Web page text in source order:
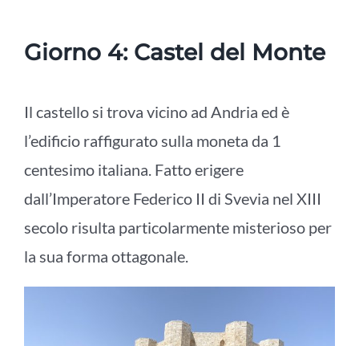
Giorno 4: Castel del Monte
Il castello si trova vicino ad Andria ed è
l’edificio raffigurato sulla moneta da 1
centesimo italiana. Fatto erigere
dall’Imperatore Federico II di Svevia nel XIII
secolo risulta particolarmente misterioso per
la sua forma ottagonale.